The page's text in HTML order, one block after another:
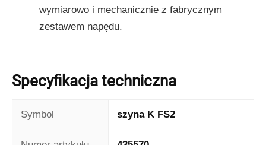
wymiarowo i mechanicznie z fabrycznym
zestawem napędu.
Specyfikacja techniczna
Symbol szyna K FS2